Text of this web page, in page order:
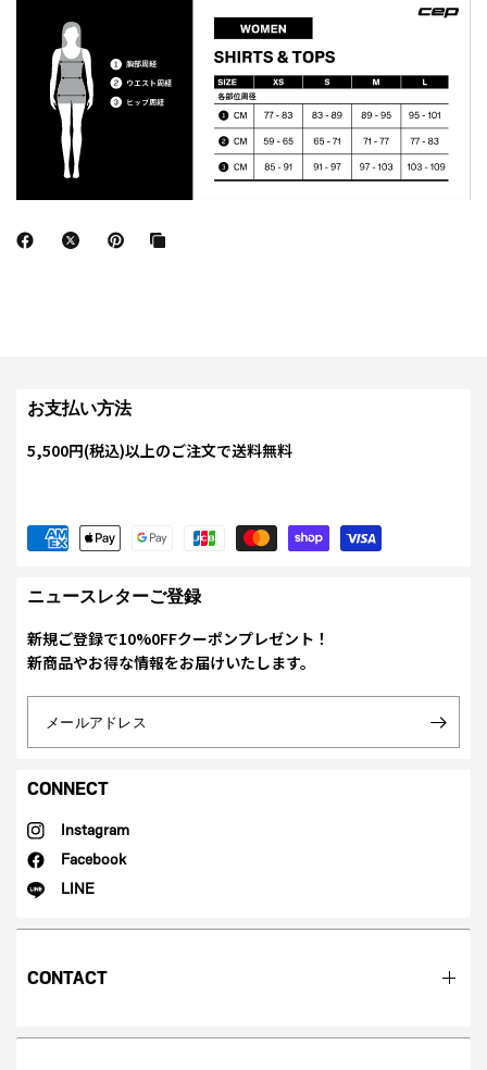
お支払い方法
5,500円(税込)以上のご注文で送料無料
ニュースレターご登録
新規ご登録で10%0FFクーポンプレゼント！
新商品やお得な情報をお届けいたします。
メールアドレス
CONNECT
Instagram
Facebook
LINE
CONTACT